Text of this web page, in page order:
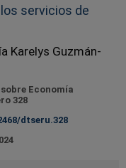
servicios de
Karelys Guzmán-
Economía
328
dtseru.328